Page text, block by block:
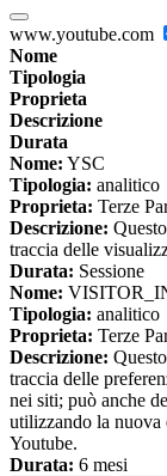
www.youtube.com
Nome
Tipologia
Proprieta
Descrizione
Durata
Nome: YSC
Tipologia: analitico
Proprieta: Terze
Descrizione:
traccia delle
Durata: Sessione
Nome:
Tipologia: analitico
Proprieta: Terze
Descrizione:
traccia delle
nei siti; può anche
utilizzando la nuova
Youtube.
Durata: 6 mesi